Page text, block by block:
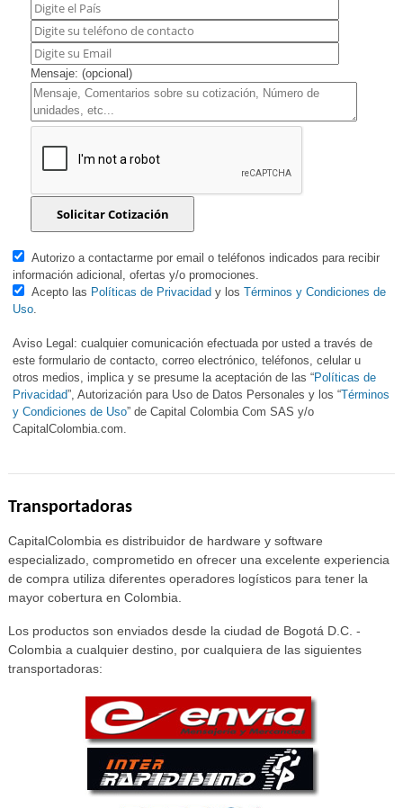
Mensaje: (opcional)
Autorizo a contactarme por email o teléfonos indicados para recibir
información adicional, ofertas y/o promociones.
Acepto las Políticas de Privacidad y losTérminos y Condiciones de
Uso.
Aviso Legal: cualquier comunicación efectuada por usted a través de
este formulario de contacto, correo electrónico, teléfonos, celular u
otros medios, implica y se presume la aceptación de las “Políticas de
Privacidad”, Autorización para Uso de Datos Personales y los “Términos
y Condiciones de Uso” de Capital Colombia Com SAS y/o
CapitalColombia.com.
Transportadoras
CapitalColombia es distribuidor de hardware y software
especializado, comprometido en ofrecer una excelente experiencia
de compra utiliza diferentes operadores logísticos para tener la
mayor cobertura en Colombia.
Los productos son enviados desde la ciudad de Bogotá D.C. -
Colombia a cualquier destino, por cualquiera de las siguientes
transportadoras: